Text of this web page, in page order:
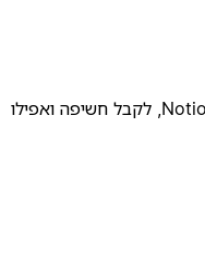
להעלות את התבנית שלכם לגלריית התבניות של Notion, לקבל חשיפה ואפילו